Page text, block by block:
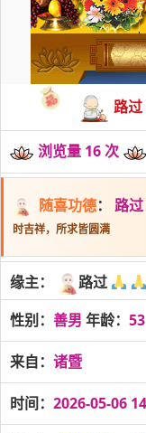
路过
浏览量 16 次
随喜功德： 路过
时吉祥，所求皆圆满
缘主：
路过
性别： 善男 年龄： 53
来自： 诸暨
时间： 2026-05-06